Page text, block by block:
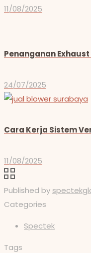
11/08/2025
Penanganan
24/07/2025
Cara Kerja Sistem
11/08/2025
Published by
Categories
Spectek
Tags